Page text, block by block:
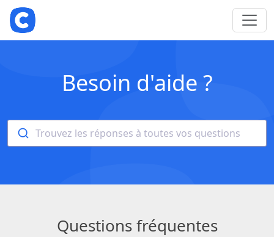
Besoin d'aide ?
Trouvez les réponses à toutes vos questions
Questions fréquentes